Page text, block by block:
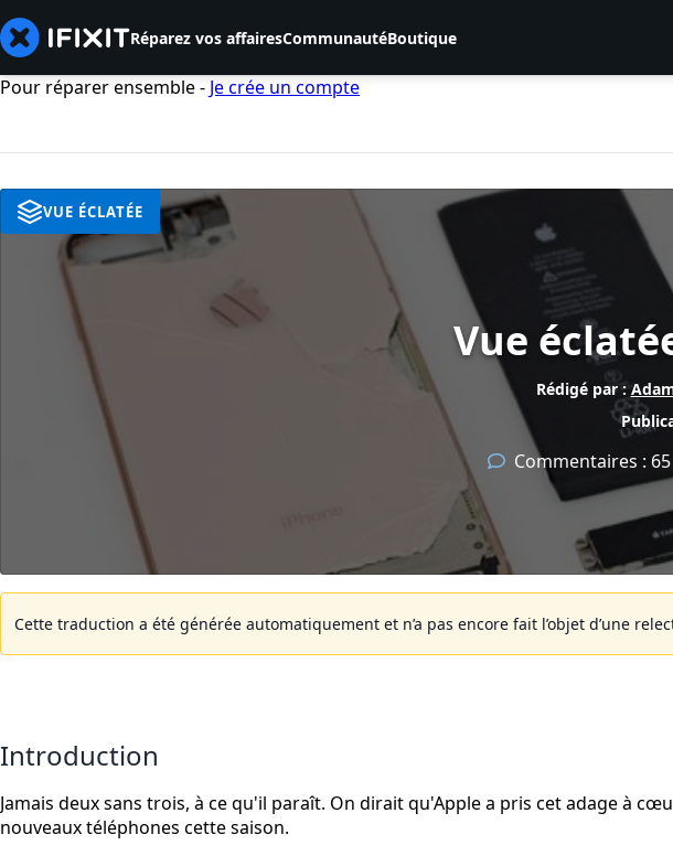
Réparez vos affairesCommunautéBoutique
Pour réparer ensemble - Je crée un compte
Cette traduction a été générée automatiquement et n’a pas encore fait l’objet d’une
Vue
Rédigé par :
Commentaires : 65
VUE ÉCLATÉE
Introduction
Jamais deux sans trois, à ce qu'il paraît. On dirait qu'Apple a pris cet adage à
nouveaux téléphones cette saison.